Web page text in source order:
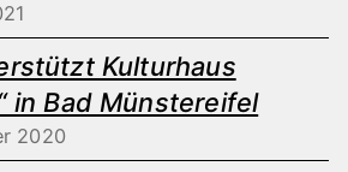
Kulturhaus
in Bad Münstereifel
2020